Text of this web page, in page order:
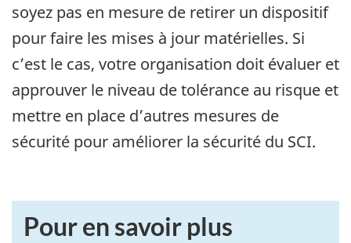
soyez pas en mesure de retirer un dispositif
pour faire les mises à jour matérielles. Si
c’est le cas, votre organisation doit évaluer et
approuver le niveau de tolérance au risque et
mettre en place d’autres mesures de
sécurité pour améliorer la sécurité du SCI.
Pour en savoir plus